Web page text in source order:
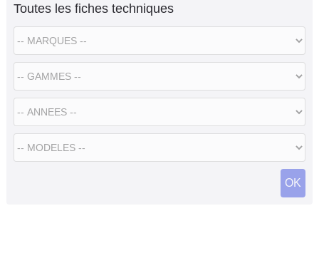
Toutes les fiches techniques